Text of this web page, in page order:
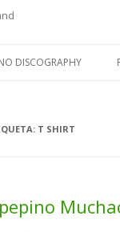
DISCOGRAPHY
T SHIRT